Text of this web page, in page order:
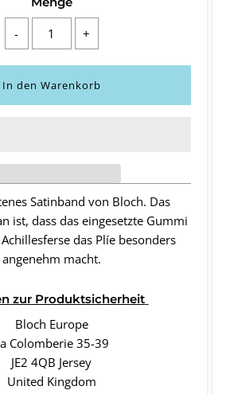
- +
Satinband von Bloch. Das
ist, dass das eingesetzte Gummi
das Plíe besonders
angenehm macht.
zur Produktsicherheit
Bloch Europe
Colomberie 35-39
JE2 4QB Jersey
United Kingdom